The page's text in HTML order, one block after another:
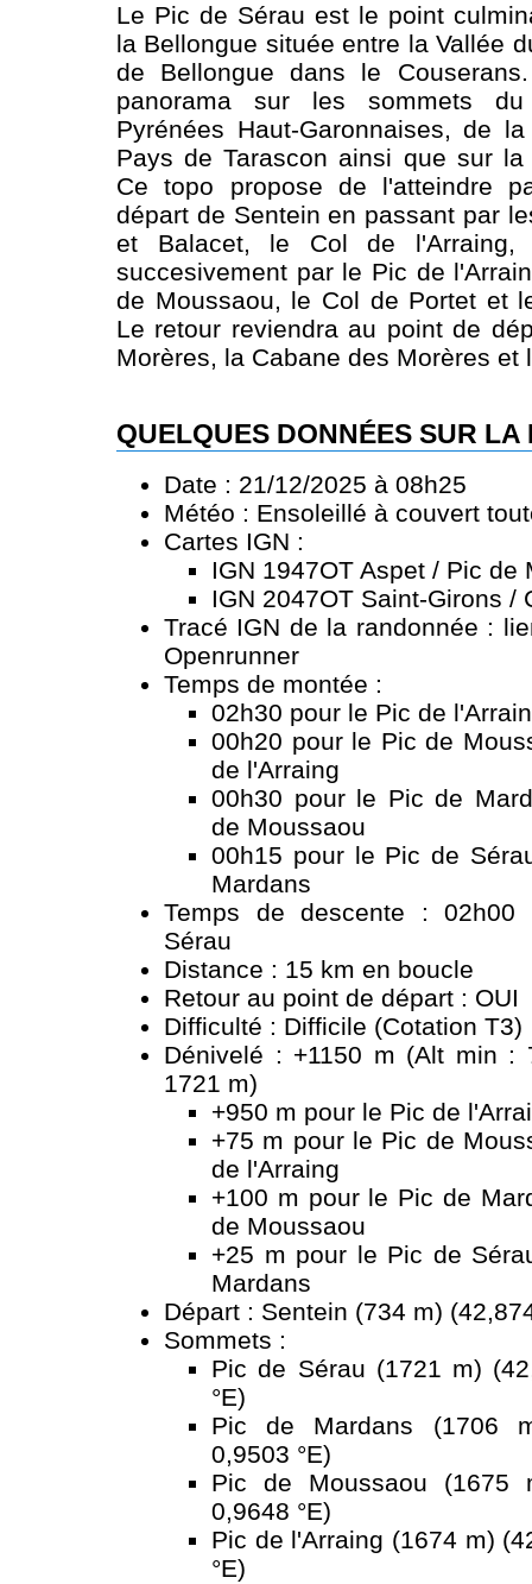
Le Pic de Sérau est le point
la Bellongue située entre la Vallée
de Bellongue dans le
panorama sur les sommets du
Pyrénées Haut-Garonnaises, de
Pays de Tarascon ainsi que sur la
Ce topo propose de l'atteindre
départ de Sentein en passant par
et Balacet, le Col de l'Arraing,
succesivement par le Pic de
de Moussaou, le Col de Portet et
Le retour reviendra au point de
Morères, la Cabane des Morères et
QUELQUES DONNÉES SUR LA
Date : 21/12/2025 à 08h25
Météo : Ensoleillé à couvert
Cartes IGN :
IGN 1947OT Aspet / Pic de
IGN 2047OT Saint-Girons /
Tracé IGN de la randonnée :
Openrunner
Temps de montée :
02h30 pour le Pic de
00h20 pour le Pic de
de l'Arraing
00h30 pour le Pic de
de Moussaou
00h15 pour le Pic de
Mardans
Temps de descente :
Sérau
Distance : 15 km en boucle
Retour au point de départ : OUI
Difficulté : Difficile (Cotation T3)
Dénivelé : +1150 m (Alt min
1721 m)
+950 m pour le Pic de
+75 m pour le Pic de
de l'Arraing
+100 m pour le Pic de
de Moussaou
+25 m pour le Pic de
Mardans
Départ : Sentein (734 m)
Sommets :
Pic de Sérau (1721 m)
°E)
Pic de Mardans (1706
0,9503 °E)
Pic de Moussaou (1675
0,9648 °E)
Pic de l'Arraing (1674 m)
°E)